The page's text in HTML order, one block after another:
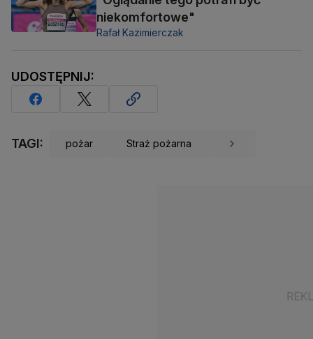
niekomfortowe"
Rafał Kazimierczak
UDOSTĘPNIJ:
TAGI: pożar Straż pożarna